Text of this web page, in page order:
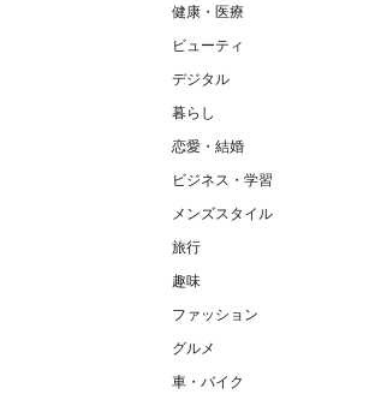
健康・医療
ビューティ
デジタル
暮らし
恋愛・結婚
ビジネス・学習
メンズスタイル
旅行
趣味
ファッション
グルメ
車・バイク